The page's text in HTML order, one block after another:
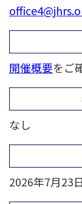
開催概要をご
なし
2026年7月23